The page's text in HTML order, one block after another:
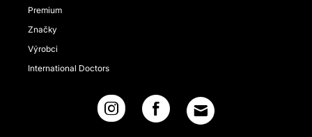
Premium
Značky
Výrobci
International Doctors